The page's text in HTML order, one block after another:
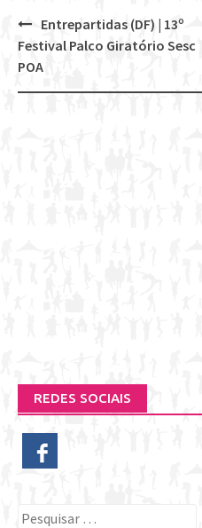
Post
navigation
Entrepartidas (DF) | 13º
Festival Palco Giratório Sesc
POA
REDES SOCIAIS
Pesquisar